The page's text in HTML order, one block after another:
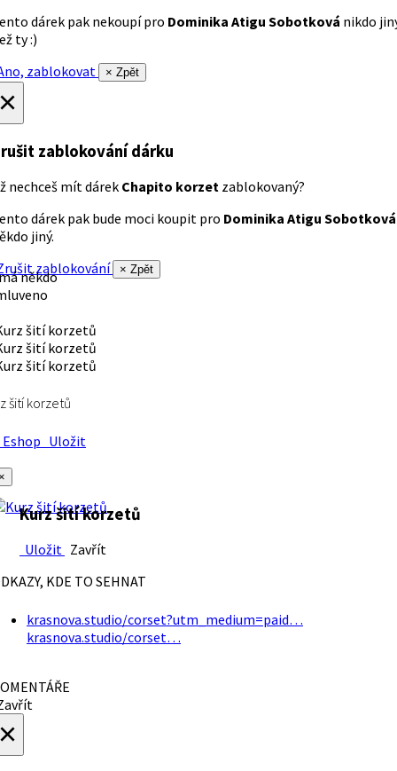
dárek pak nekoupí pro Dominika Atigu Sobotková nikdo
ty :)
zablokovat
× Zpět
zablokování dárku
nechceš mít dárek Chapito korzet zablokovaný?
dárek pak bude moci koupit pro Dominika Atigu Sobotková
jiný.
zablokování
× Zpět
někdo
šití korzetů
Uložit
Kurz šití korzetů
Uložit Zavřít
KDE TO SEHNAT
krasnova.studio/corset?utm_medium=paid…
krasnova.studio/corset…